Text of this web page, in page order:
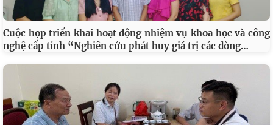
Cuộc họp triển khai hoạt động nhiệm vụ khoa học và công
nghệ cấp tỉnh “Nghiên cứu phát huy giá trị các dòng…